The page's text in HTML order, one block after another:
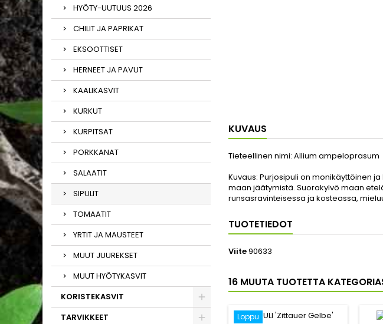
HYÖTY-UUTUUS 2026
CHILIT JA PAPRIKAT
EKSOOTTISET
HERNEET JA PAVUT
KAALIKASVIT
KURKUT
KURPITSAT
PORKKANAT
SALAATIT
SIPULIT
TOMAATIT
YRTIT JA MAUSTEET
MUUT JUUREKSET
MUUT HYÖTYKASVIT
KORISTEKASVIT
TARVIKKEET
KUVAUS
Tieteellinen nimi: Allium ampeloprasum
Kuvaus: Purjosipuli on monikäyttöinen
maan jäätymistä. Suorakylvö maan
runsasravinteisessa ja kosteassa,
TUOTETIEDOT
Viite90633
16 MUUTA TUOTETTA
Loppu